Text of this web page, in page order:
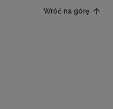
Wróć na górę